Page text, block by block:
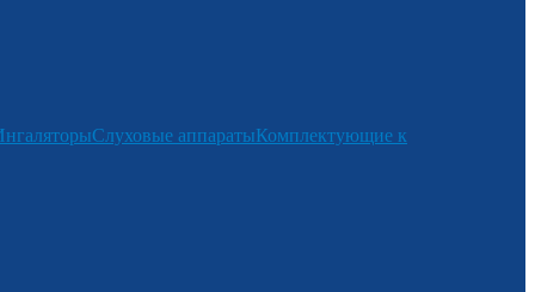
Слуховые аппаратыКомплектующие к